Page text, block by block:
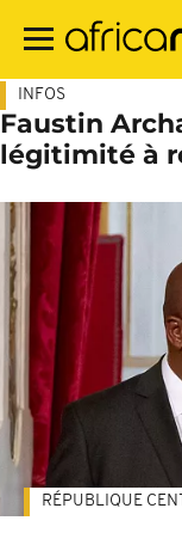
contenu
INFOS
Faustin
légitimité à
RÉPUBLIQUE